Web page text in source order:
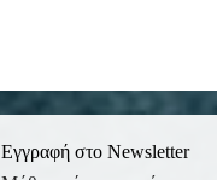
Εγγραφή στο Newsletter